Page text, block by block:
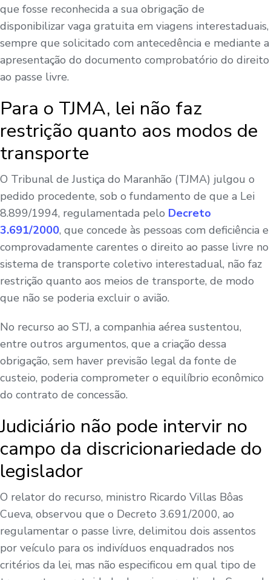
que fosse reconhecida a sua obrigação de
disponibilizar vaga gratuita em viagens interestaduais,
sempre que solicitado com antecedência e mediante a
apresentação do documento comprobatório do direito
ao passe livre.
Para o TJMA, lei não faz
restrição quanto aos modos de
transporte
O Tribunal de Justiça do Maranhão (TJMA) julgou o
pedido procedente, sob o fundamento de que a Lei
8.899/1994, regulamentada pelo Decreto
3.691/2000, que concede às pessoas com deficiência e
comprovadamente carentes o direito ao passe livre no
sistema de transporte coletivo interestadual, não faz
restrição quanto aos meios de transporte, de modo
que não se poderia excluir o avião.
No recurso ao STJ, a companhia aérea sustentou,
entre outros argumentos, que a criação dessa
obrigação, sem haver previsão legal da fonte de
custeio, poderia comprometer o equilíbrio econômico
do contrato de concessão.
Judiciário não pode intervir no
campo da discricionariedade do
legislador
O relator do recurso, ministro Ricardo Villas Bôas
Cueva, observou que o Decreto 3.691/2000, ao
regulamentar o passe livre, delimitou dois assentos
por veículo para os indivíduos enquadrados nos
critérios da lei, mas não especificou em qual tipo de